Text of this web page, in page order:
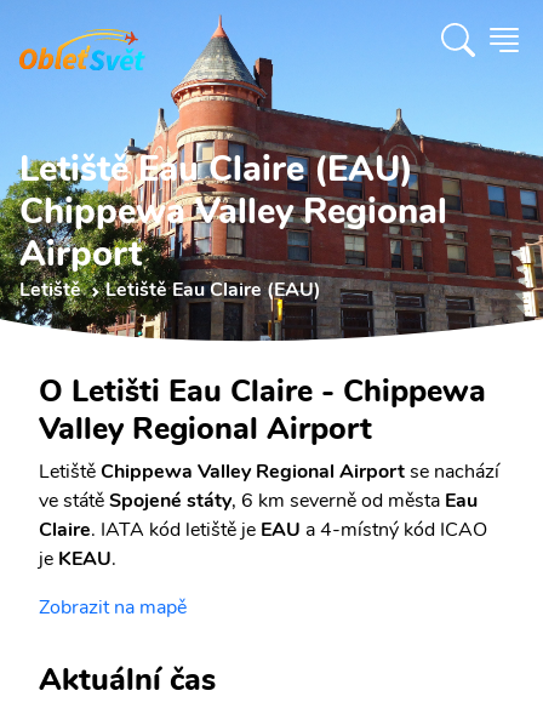
Letiště Eau Claire (EAU)
Chippewa Valley Regional
Airport
Letiště Letiště Eau Claire (EAU)
O Letišti Eau Claire - Chippewa
Valley Regional Airport
LetištěChippewa Valley Regional Airportse nachází
ve státěSpojené státy, 6 km severně od města Eau
Claire. IATA kód letiště je EAU a 4-místný kód ICAO
je KEAU.
Zobrazit na mapě
Aktuální čas